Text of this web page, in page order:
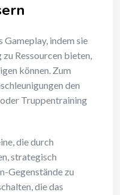
Gameplay, indem sie
Ressourcen bieten,
können. Zum
den
Truppentraining
die durch
strategisch
Gegenstände zu
die das